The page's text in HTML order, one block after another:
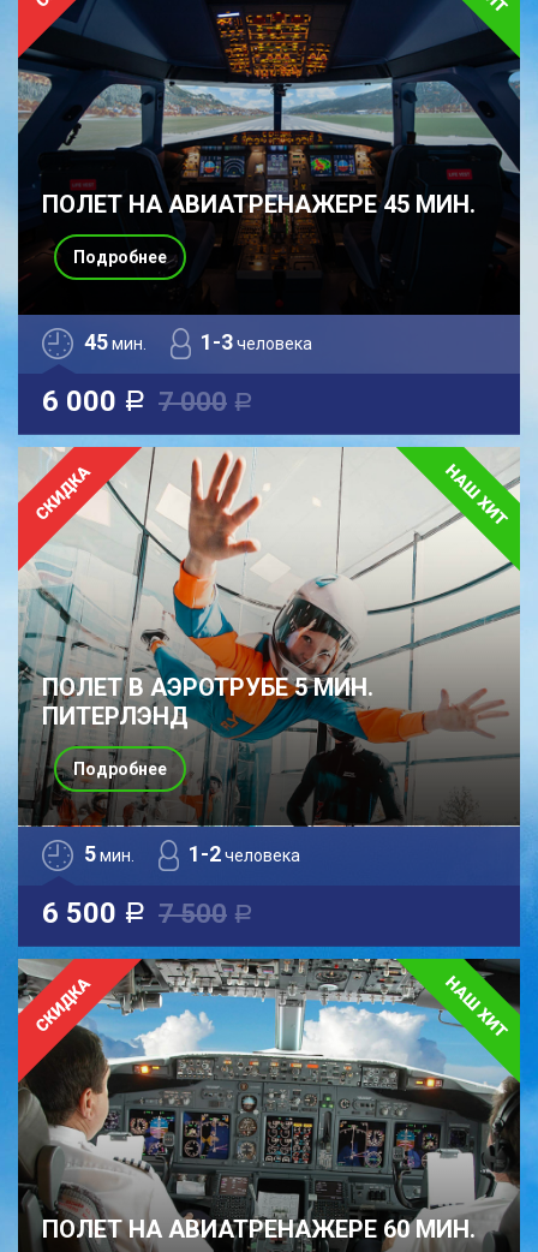
ПОЛЕТ НА АВИАТРЕНАЖЕРЕ 45 МИН.
45мин. 1-3человека
6 000 a 7 000 a
Подробнее
ПОЛЕТ В АЭРОТРУБЕ 5 МИН.
ПИТЕРЛЭНД
5мин. 1-2человека
6 500 a 7 500 a
Подробнее
ПОЛЕТ НА АВИАТРЕНАЖЕРЕ 60 МИН.